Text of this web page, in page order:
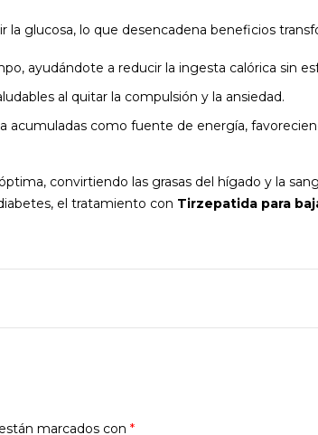
la glucosa, lo que desencadena beneficios
ayudándote a reducir la ingesta calórica sin
al quitar la compulsión y la ansiedad.
acumuladas como fuente de energía,
convirtiendo las grasas del hígado y la
el tratamiento con Tirzepatida para
marcados con *